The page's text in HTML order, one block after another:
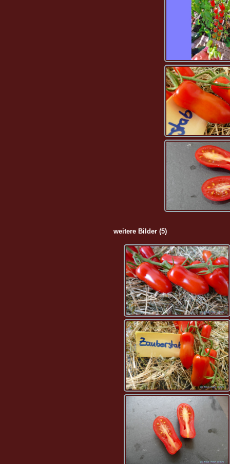
weitere Bilder (5)